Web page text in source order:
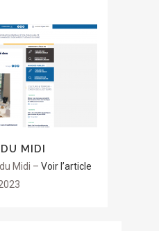
MIDI
Midi – Voir l’article